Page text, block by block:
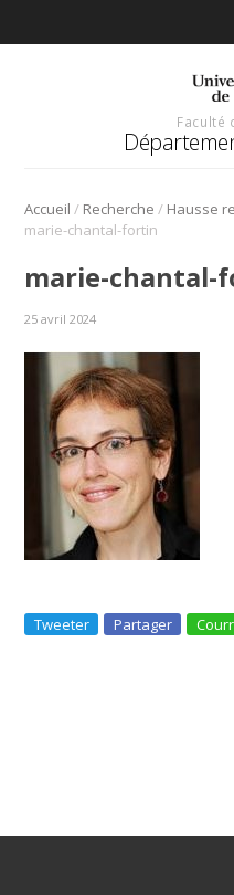
Faculté
Accueil / Recherche /
marie-chantal-fortin
marie-chantal-
25 avril 2024
Tweeter Partager